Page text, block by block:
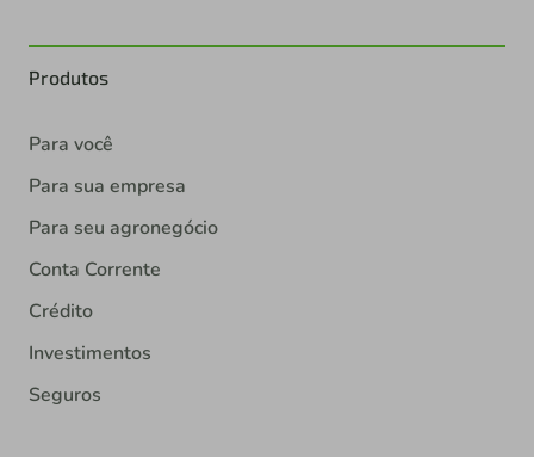
Produtos
Para você
Para sua empresa
Para seu agronegócio
Conta Corrente
Crédito
Investimentos
Seguros